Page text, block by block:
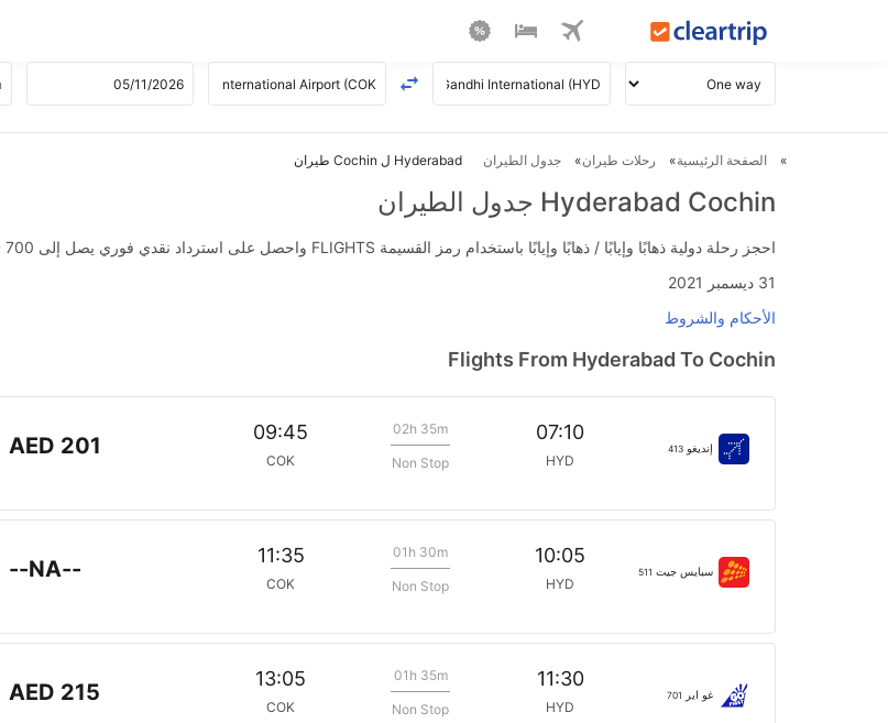
الصفحة الرئيسية رحلات طيران جدول الطيران Hyderabad ل Cochin طيران
Hyderabad Cochin جدول الطيران
احجز رحلة دولية ذهابًا وإيابًا / ذهابًا وإيابًا باستخدام رمز القسيمة FLIGHTS واحصل على استرداد نقدي فوري يصل إلى AED 700.
31 ديسمبر 2021
الأحكام والشروط
Flights From Hyderabad To Cochin
إنديغو 413
07:10
HYD
02h 35m
Non Stop
09:45
COK
AED 201
سبايس جيت 511
10:05
HYD
01h 30m
Non Stop
11:35
COK
--NA--
غو اير 701
11:30
HYD
01h 35m
Non Stop
13:05
COK
AED 215